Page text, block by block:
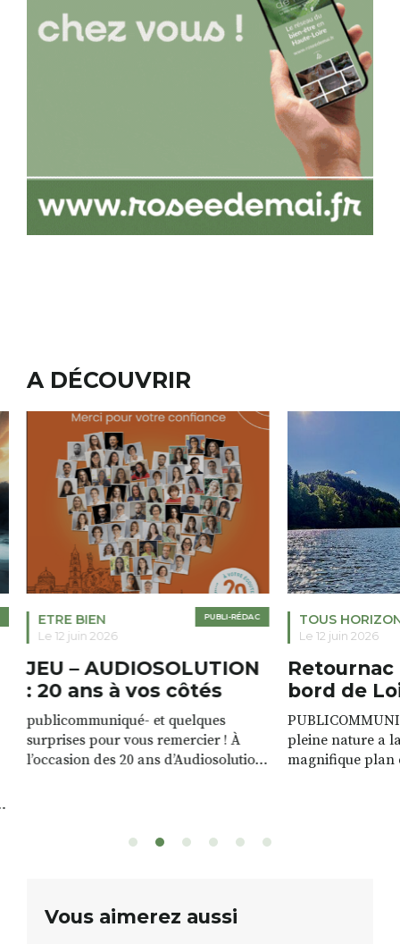
A DÉCOUVRIR
PUBLI-RÉDAC
ETRE BIEN
Le 12 juin 2026
JEU – AUDIOSOLUTION
: 20 ans à vos côtés
publicommuniqué- et quelques
surprises pour vous remercier ! À
l’occasion des 20 ans d’Audiosolution,
sont à gagner, sélectionnés auprès
12h à […]
TOUS
Le 12 juin 2026
Retournac
bord de
pleine nature a
magnifique plan
Vous aimerez aussi